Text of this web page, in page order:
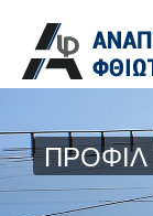
ΠΡΟΦΙΛ